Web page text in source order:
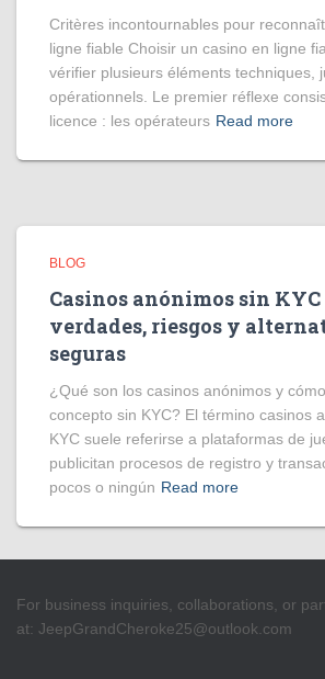
Critères incontournables pour
ligne fiable Choisir un casino en ligne
vérifier plusieurs éléments techniques,
opérationnels. Le premier réflexe
licence : les opérateurs Read more
BLOG
Casinos anónimos sin KYC
verdades, riesgos y
seguras
¿Qué son los casinos anónimos y
concepto sin KYC? El término casinos
KYC suele referirse a plataformas de
publicitan procesos de registro y
pocos o ningún Read more
For business inquiries, collaborations, or
at: JeepGrandCheroke25@outlook.com